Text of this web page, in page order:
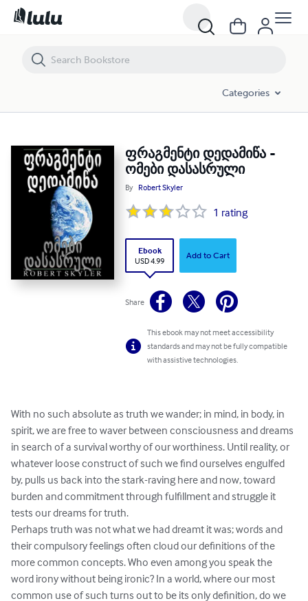
Categories
ფრაგმენტი დედამიწა -
ომები დასასრული
By Robert Skyler
1 rating
Ebook
USD 4.99
Add to Cart
Share
This ebook may not meet accessibility
standards and may not be fully compatible
with assistive technologies.
With no such absolute as truth we wander; in mind, in body, in
spirit, we are free to waver between consciousness and dreams
in search of a survival worthy of our worthiness. Until reality, or
whatever loose construct of such we find ourselves engulfed
by, pulls us back into the stark-raving here and now, toward
burden and commitment through fulfillment and struggle it
tests our dreams for truth.
Perhaps truth was not what we had dreamt it was; words and
their compulsory feelings often cloud our definitions of the
more common concepts. Who even among you speak the
word irony without being ironic? In a world, where our most
common use of such turns out to be its only definition, do we
ფრაგმენტი დედამიწა - ომები დასასრული